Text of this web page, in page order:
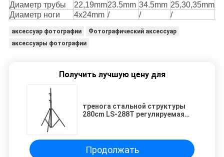
Диаметр трубы
22,19mm23.5mm 34.5mm 25,30,35mm
Диаметр ноги
4x24mm / / /
аксессуар фотографии
Фотографический аксессуар
аксессуары фотографии
Получить лучшую цену для
тренога стальной структуры
280cm LS-288T регулируемая
Продолжать